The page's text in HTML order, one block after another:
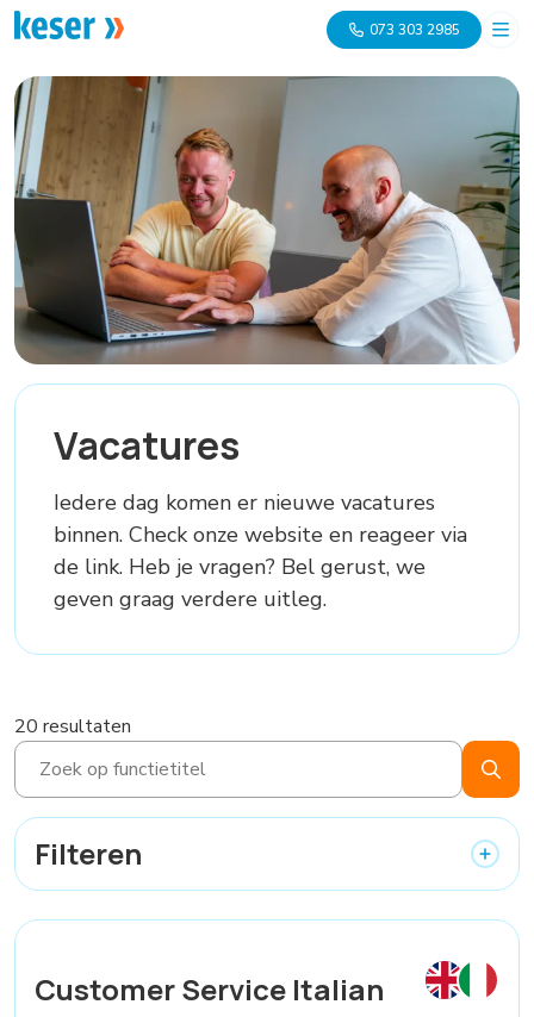
073 303 2985
Vacatures
Iedere dag komen er nieuwe vacatures
binnen. Check onze website en reageer via
de link. Heb je vragen? Bel gerust, we
geven graag verdere uitleg.
20 resultaten
Filteren
Customer Service Italian